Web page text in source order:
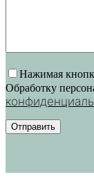
Нажимая
Обработку